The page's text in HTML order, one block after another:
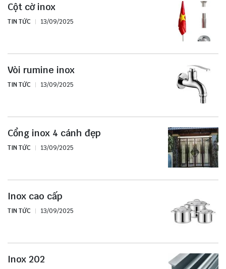
Cột cờ inox
TIN TỨC 13/09/2025
Vòi rumine inox
TIN TỨC 13/09/2025
Cổng inox 4 cánh đẹp
TIN TỨC 13/09/2025
Inox cao cấp
TIN TỨC 13/09/2025
Inox 202